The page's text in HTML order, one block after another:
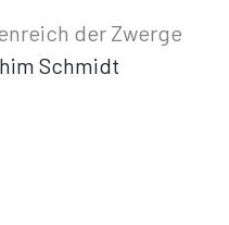
der Zwerge
Schmidt